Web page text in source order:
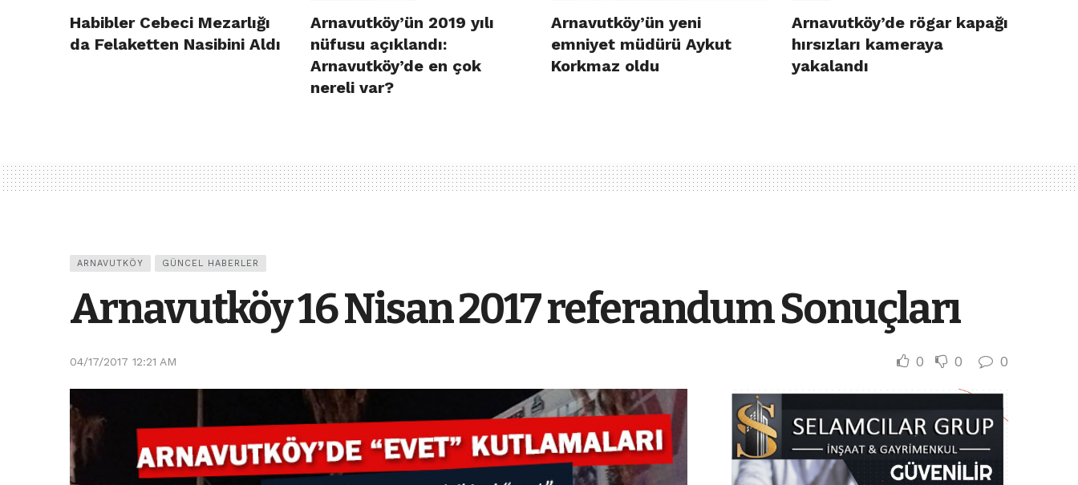
Habibler Cebeci Mezarlığı
da Felaketten Nasibini Aldı
Arnavutköy’ün 2019 yılı
nüfusu açıklandı:
Arnavutköy’de en çok
nereli var?
Arnavutköy’ün yeni
emniyet müdürü Aykut
Korkmaz oldu
Arnavutköy’de rögar kapağı
hırsızları kameraya
yakalandı
ARNAVUTKÖY GÜNCEL HABERLER
Arnavutköy 16 Nisan 2017 referandum Sonuçları
04/17/2017 12:21 AM 0 0 0